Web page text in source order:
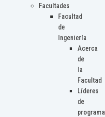
Facultades
Facultad
de
Ingeniería
Acerca
de
la
Facultad
Líderes
de
programa